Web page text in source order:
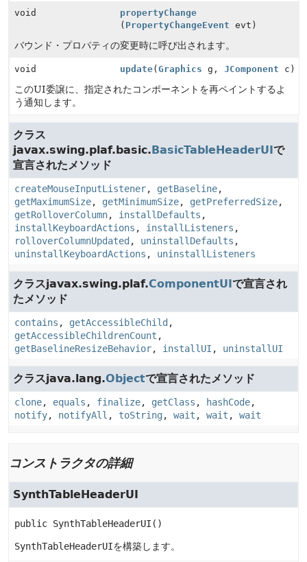
void
propertyChange
( PropertyChangeEvent evt)
バウンド・プロパティの変更時に呼び出されます。
void update( Graphics g, JComponent c)
このUI委譲に、指定されたコンポーネントを再ペイントするよ
う通知します。
クラス
javax.swing.plaf.basic.BasicTableHeaderUIで
宣言されたメソッド
createMouseInputListener, getBaseline,
getMaximumSize, getMinimumSize, getPreferredSize,
getRolloverColumn, installDefaults ,
installKeyboardActions , installListeners ,
rolloverColumnUpdated , uninstallDefaults ,
uninstallKeyboardActions , uninstallListeners
クラスjavax.swing.plaf.ComponentUIで宣言され
たメソッド
contains , getAccessibleChild ,
getAccessibleChildrenCount ,
getBaselineResizeBehavior, installUI , uninstallUI
クラスjava.lang.Objectで宣言されたメソッド
clone, equals , finalize, getClass , hashCode,
notify, notifyAll , toString, wait , wait , wait
コンストラクタの詳細
SynthTableHeaderUI
public SynthTableHeaderUI ()
SynthTableHeaderUIを構築します。